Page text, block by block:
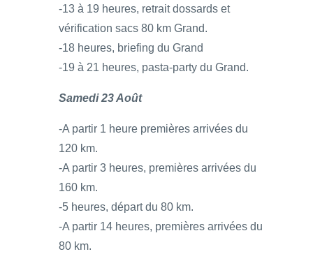
-13 à 19 heures, retrait dossards et
vérification sacs 80 km Grand.
-18 heures, briefing du Grand
-19 à 21 heures, pasta-party du Grand.
Samedi 23 Août
-A partir 1 heure premières arrivées du
120 km.
-A partir 3 heures, premières arrivées du
160 km.
-5 heures, départ du 80 km.
-A partir 14 heures, premières arrivées du
80 km.